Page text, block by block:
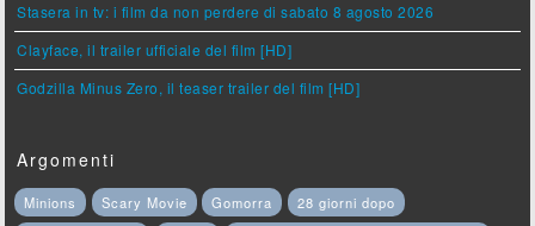
Stasera in tv: i film da non perdere di sabato 8 agosto 2026
Clayface, il trailer ufficiale del film [HD]
Godzilla Minus Zero, il teaser trailer del film [HD]
Argomenti
Minions Scary Movie Gomorra
28 giorni dopo